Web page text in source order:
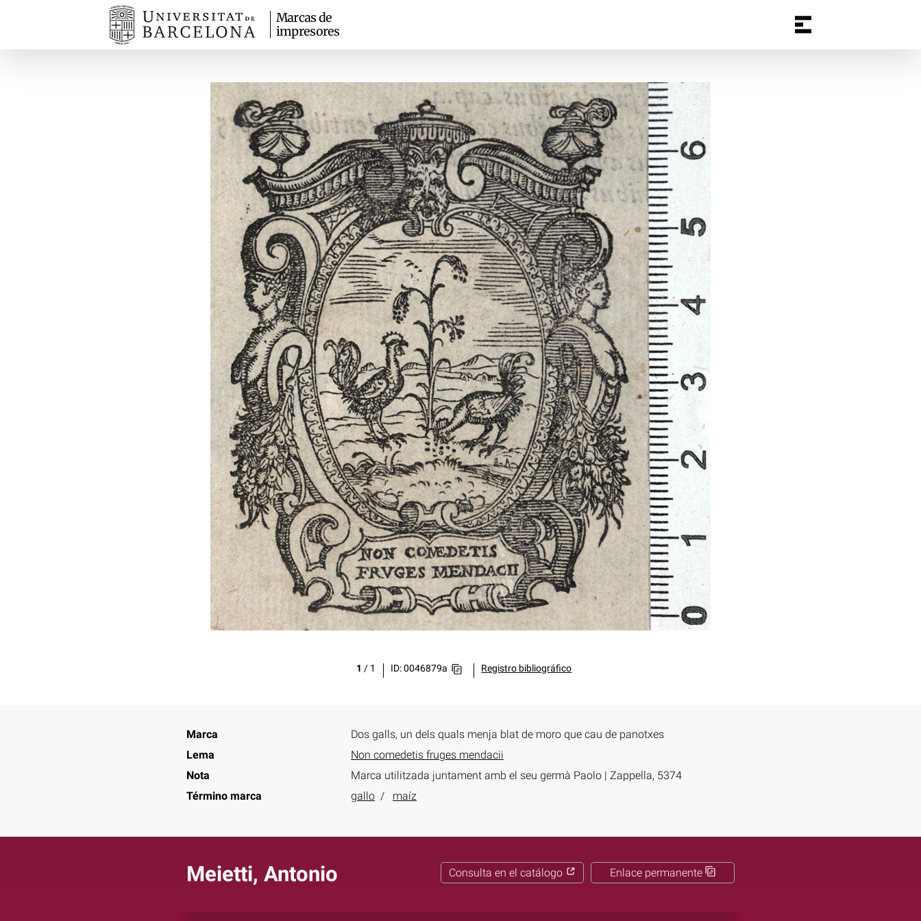
Marcas de
impresores
1 / 1 ID: 0046879a Registro bibliográfico
Marca
Dos galls, un dels quals menja blat de moro que cau de panotxes
Lema
Non comedetis fruges mendacii
Nota
Marca utilitzada juntament amb el seu germà Paolo | Zappella, 5374
Término marca
gallo maíz
Meietti, Antonio Enlace permanente
Consulta en el catálogo